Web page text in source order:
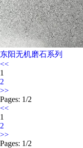
东阳无机磨石系列
<<
1
2
>>
Pages: 1/2
<<
1
2
>>
Pages: 1/2